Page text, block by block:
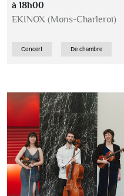
à 18h00
EKINOX (Mons-Charleroi)
Concert De chambre